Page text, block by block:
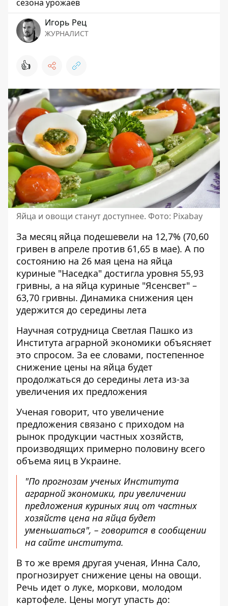
сезона урожаев
Игорь Рец
ЖУРНАЛИСТ
👍
Яйца и овощи станут доступнее. Фото: Pixabay
За месяц яйца подешевели на 12,7% (70,60
гривен в апреле против 61,65 в мае). А по
состоянию на 26 мая цена на яйца
куриные "Наседка" достигла уровня 55,93
гривны, а на яйца куриные "Ясенсвет" –
63,70 гривны. Динамика снижения цен
удержится до середины лета
Научная сотрудница Светлая Пашко из
Института аграрной экономики объясняет
это спросом. За ее словами, постепенное
снижение цены на яйца будет
продолжаться до середины лета из-за
увеличения их предложения
Ученая говорит, что увеличение
предложения связано с приходом на
рынок продукции частных хозяйств,
производящих примерно половину всего
объема яиц в Украине.
"По прогнозам ученых Института
аграрной экономики, при увеличении
предложения куриных яиц от частных
хозяйств цена на яйца будет
уменьшаться", – говорится в сообщении
на сайте института.
В то же время другая ученая, Инна Сало,
прогнозирует снижение цены на овощи.
Речь идет о луке, моркови, молодом
картофеле. Цены могут упасть до: